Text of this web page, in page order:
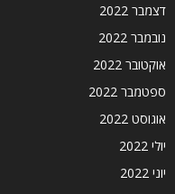
דצמבר 2022
נובמבר 2022
אוקטובר 2022
ספטמבר 2022
אוגוסט 2022
יולי 2022
יוני 2022